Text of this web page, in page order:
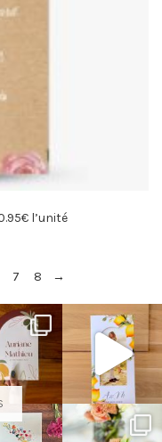
l’unité
7 8 →